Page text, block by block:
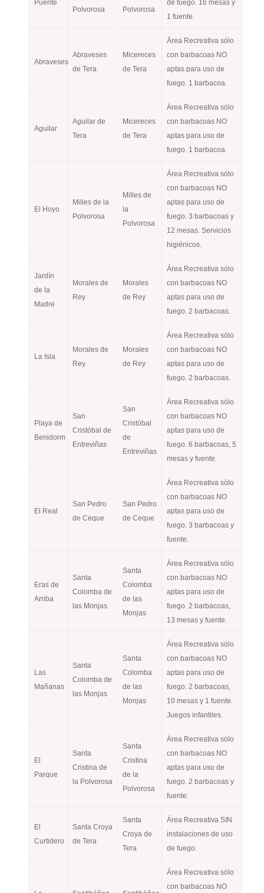
Puente
Polvorosa
Polvorosa
de fuego. 16 mesas y
1 fuente.
Abraveses
Abraveses
de Tera
Micereces
de Tera
Área Recreativa sólo
con barbacoas NO
aptas para uso de
fuego. 1 barbacoa.
Aguilar
Aguilar de
Tera
Micereces
de Tera
Área Recreativa sólo
con barbacoas NO
aptas para uso de
fuego. 1 barbacoa.
El Hoyo
Milles de la
Polvorosa
Milles de
la
Polvorosa
Área Recreativa sólo
con barbacoas NO
aptas para uso de
fuego. 3 barbacoas y
12 mesas. Servicios
higiénicos.
Jardín
de la
Madre
Morales de
Rey
Morales
de Rey
Área Recreativa sólo
con barbacoas NO
aptas para uso de
fuego. 2 barbacoas.
La Isla
Morales de
Rey
Morales
de Rey
Área Recreativa sólo
con barbacoas NO
aptas para uso de
fuego. 2 barbacoas.
Playa de
Benidorm
San
Cristóbal de
Entreviñas
San
Cristóbal
de
Entreviñas
Área Recreativa sólo
con barbacoas NO
aptas para uso de
fuego. 6 barbacoas, 5
mesas y fuente.
El Real
San Pedro
de Ceque
San Pedro
de Ceque
Área Recreativa sólo
con barbacoas NO
aptas para uso de
fuego. 3 barbacoas y
fuente.
Eras de
Arriba
Santa
Colomba de
las Monjas
Santa
Colomba
de las
Monjas
Área Recreativa sólo
con barbacoas NO
aptas para uso de
fuego. 2 barbacoas,
13 mesas y fuente.
Las
Mañanas
Santa
Colomba de
las Monjas
Santa
Colomba
de las
Monjas
Área Recreativa sólo
con barbacoas NO
aptas para uso de
fuego. 2 barbacoas,
10 mesas y 1 fuente.
Juegos infantiles.
El
Parque
Santa
Cristina de
la Polvorosa
Santa
Cristina
de la
Polvorosa
Área Recreativa sólo
con barbacoas NO
aptas para uso de
fuego. 2 barbacoas y
fuente.
El
Curtidero
Santa Croya
de Tera
Santa
Croya de
Tera
Área Recreativa SIN
instalaciones de uso
de fuego.
Área Recreativa sólo
con barbacoas NO